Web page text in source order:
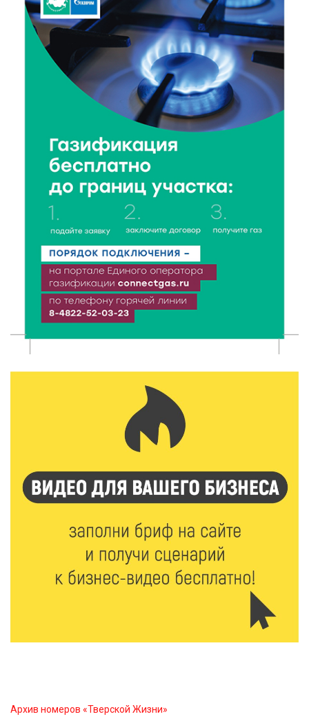
8 Авг 2026 14:14 409
Виталий Королев запустил веловолну на Волге в
Калязине
8 Авг 2026 13:37 623
Чем удивит X Международный фестиваль «Калитка»
8 Авг 2026 12:37 353
Забыл вещи в транспорте? Рассказываем, что ждёт
пассажиров по новым правилам
8 Авг 2026 12:12 1177
Более 40 миллионов на металлургию получил бизнес
Твери
8 Авг 2026 11:37 384
От теории до практики: в детских лагерях Тверской
Арбуз без риска: на что обратить внимание при
покупке — советы Роскачества
8 Авг 2026 10:21 714
Виталий Королев рассказал о доступном спорте
для жителей Верхневолжья
«Эстафету чемпионов» провели на площади
Оленинского Дома культуры
день
Архив номеров «Тверской Жизни»